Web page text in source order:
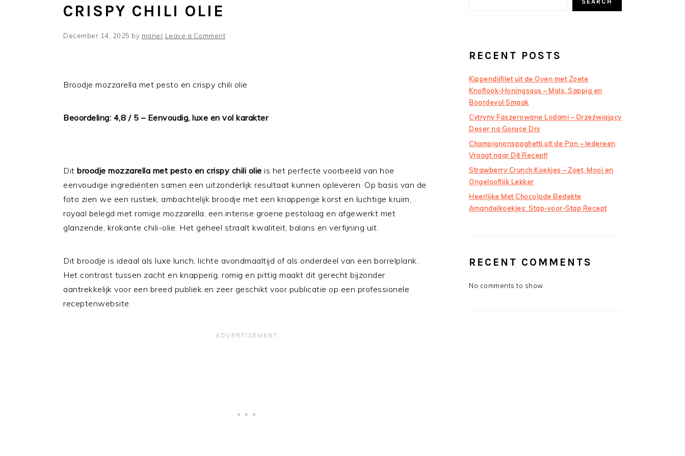
CRISPY CHILI OLIE
December 14, 2025 by maner Leave a Comment
Broodje mozzarella met pesto en crispy chili olie
Beoordeling: 4,8 / 5 – Eenvoudig, luxe en vol karakter
Dit broodje mozzarella met pesto en crispy chili olie is het perfecte voorbeeld van hoe
eenvoudige ingrediënten samen een uitzonderlijk resultaat kunnen opleveren. Op basis van de
foto zien we een rustiek, ambachtelijk broodje met een knapperige korst en luchtige kruim,
royaal belegd met romige mozzarella, een intense groene pestolaag en afgewerkt met
glanzende, krokante chili-olie. Het geheel straalt kwaliteit, balans en verfijning uit.
Dit broodje is ideaal als luxe lunch, lichte avondmaaltijd of als onderdeel van een borrelplank.
Het contrast tussen zacht en knapperig, romig en pittig maakt dit gerecht bijzonder
aantrekkelijk voor een breed publiek en zeer geschikt voor publicatie op een professionele
receptenwebsite.
RECENT POSTS
Kippendijfilet uit de Oven met Zoete
Knoflook-Honingsaus – Mals, Sappig en
Boordevol Smaak
Cytryny Faszerowane Lodami – Orzeźwiający
Deser na Gorące Dni
Champignonspaghetti uit de Pan – Iedereen
Vraagt naar Dit Recept!
Strawberry Crunch Koekjes – Zoet, Mooi en
Ongelooflijk Lekker
Heerlijke Met Chocolade Bedekte
Amandelkoekjes: Stap-voor-Stap Recept
RECENT COMMENTS
No comments to show.